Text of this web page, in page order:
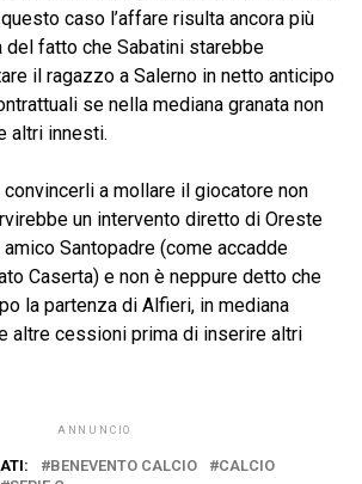
caso l’affare risulta ancora più
del fatto che Sabatini starebbe
il ragazzo a Salerno in netto anticipo
se nella mediana granata non
altri innesti.
convincerli a mollare il giocatore non
un intervento diretto di Oreste
Santopadre (come accadde
Caserta) e non è neppure detto che
la partenza di Alfieri, in mediana
altre cessioni prima di inserire altri
ANNUNCIO
BENEVENTO CALCIO
CALCIO